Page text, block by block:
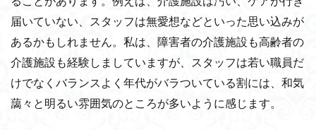
届いていない、スタッフは無愛想などといった思い込みが
あるかもしれません。私は、障害者の介護施設も高齢者の
介護施設も経験しましていますが、スタッフは若い職員だ
けでなくバランスよく年代がバラついている割には、和気
藹々と明るい雰囲気のところが多いように感じます。